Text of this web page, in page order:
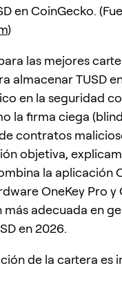
en CoinGecko.
)
las mejores
almacenar TUSD
en la seguridad
la firma ciega
contratos
objetiva,
la aplicación
OneKey Pro y
más adecuada en
en 2026.
de la cartera es